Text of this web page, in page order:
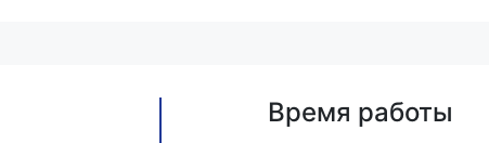
Время работы